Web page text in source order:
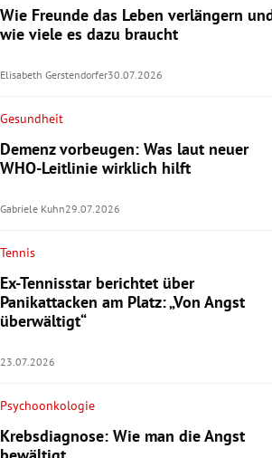
Wie Freunde das Leben verlängern
wie viele es dazu braucht
Elisabeth Gerstendorfer30.07.2026
Gesundheit
Demenz vorbeugen: Was laut neuer
WHO-Leitlinie wirklich hilft
Gabriele Kuhn29.07.2026
Tennis
Ex-Tennisstar berichtet über
Panikattacken am Platz: „Von Angst
überwältigt“
23.07.2026
Psychoonkologie
Krebsdiagnose: Wie man die Angst